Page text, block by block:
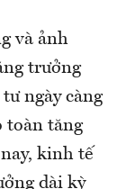
và ảnh
trưởng
ngày càng
toàn tăng
kinh tế
dài kỳ